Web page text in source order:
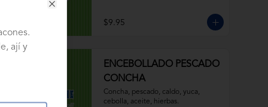
$9.95
ENCEBOLLADO PESCADO
CONCHA
Concha, pescado, caldo, yuca,
cebolla, aceite, hierbas.
ají y